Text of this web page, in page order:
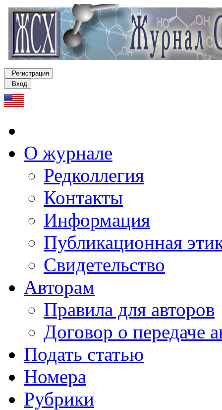
Регистрация
Вход
О журнале
Редколлегия
Контакты
Информация
Публикационная
Свидетельство
Авторам
Правила для авторов
Договор о передаче
Подать статью
Номера
Рубрики